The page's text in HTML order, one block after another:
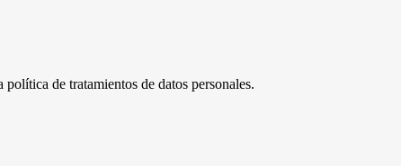
de tratamientos de datos personales.